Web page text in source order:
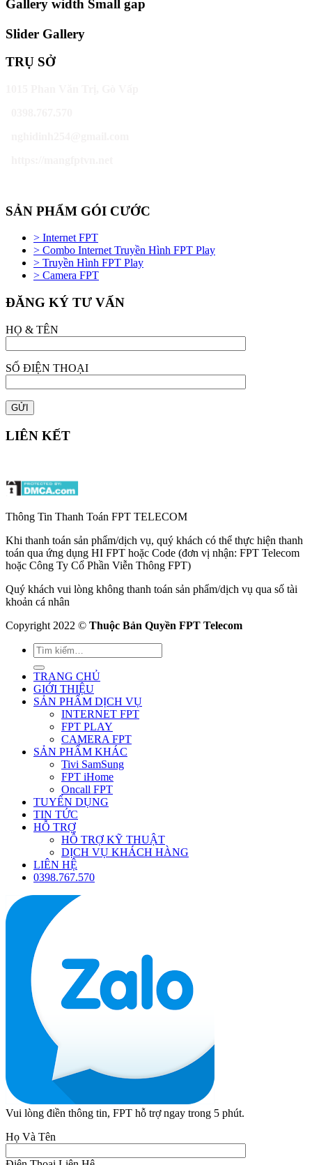
Gallery width Small gap
Slider Gallery
TRỤ SỞ
SẢN PHẨM GÓI CƯỚC
> Internet FPT
> Combo Internet Truyền Hình FPT Play
> Truyền Hình FPT Play
> Camera FPT
ĐĂNG KÝ TƯ VẤN
HỌ & TÊN
SỐ ĐIỆN THOẠI
LIÊN KẾT
Thông Tin Thanh Toán FPT TELECOM
Khi thanh toán sản phẩm/dịch vụ, quý khách có thể thực hiện thanh
toán qua ứng dụng HI FPT hoặc Code (đơn vị nhận: FPT Telecom
hoặc Công Ty Cổ Phần Viễn Thông FPT)
Quý khách vui lòng không thanh toán sản phẩm/dịch vụ qua số tài
khoản cá nhân
Copyright 2022 © Thuộc Bản Quyền FPT Telecom
TRANG CHỦ
GIỚI THIỆU
SẢN PHẨM DỊCH VỤ
INTERNET FPT
FPT PLAY
CAMERA FPT
SẢN PHẨM KHÁC
Tivi SamSung
FPT iHome
Oncall FPT
TUYỂN DỤNG
TIN TỨC
HỖ TRỢ
HỖ TRỢ KỸ THUẬT
DỊCH VỤ KHÁCH HÀNG
LIÊN HỆ
0398.767.570
Vui lòng điền thông tin, FPT hỗ trợ ngay trong 5 phút.
Họ Và Tên